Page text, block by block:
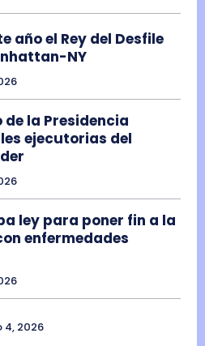
año el Rey del Desfile
NY
la Presidencia
ejecutorias del
ley para poner fin a la
enfermedades
4, 2026